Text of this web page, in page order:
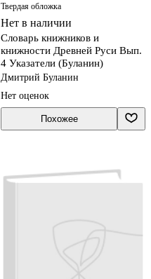
Твердая обложка
Нет в наличии
Словарь книжников и
книжности Древней Руси Вып.
4 Указатели (Буланин)
Дмитрий Буланин
Нет оценок
Похожее